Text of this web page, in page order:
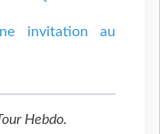
invitation au
Hebdo.